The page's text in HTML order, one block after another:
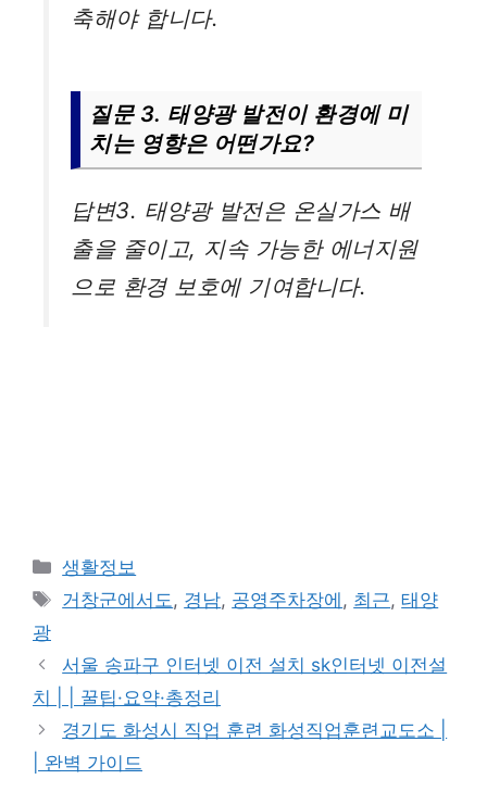
축해야 합니다.
질문 3. 태양광 발전이 환경에 미
치는 영향은 어떤가요?
답변3. 태양광 발전은 온실가스 배
출을 줄이고, 지속 가능한 에너지원
으로 환경 보호에 기여합니다.
카
테
고
생활정보
태
거창군에서도 , 경남, 공영주차장에 , 최근,태양
광
서울 송파구 인터넷 이전 설치 sk인터넷 이전설
치 | | 꿀팁·요약·총정리
경기도 화성시 직업 훈련 화성직업훈련교도소 |
| 완벽 가이드